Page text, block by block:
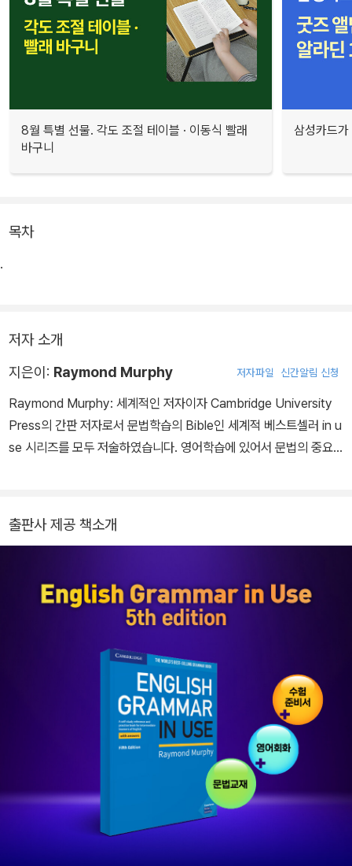
8월 특별 선물. 각도 조절 테이블 · 이동식 빨래
바구니
삼성카드
목차
.
저자 소개
지은이: Raymond Murphy 저자파일 신간알림 신청
Raymond Murphy: 세계적인 저자이자 Cambridge University
Press의 간판 저자로서 문법학습의 Bible인 세계적 베스트셀러 in u
se 시리즈를 모두 저술하였습니다. 영어학습에 있어서 문법의 중요
출판사 제공 책소개